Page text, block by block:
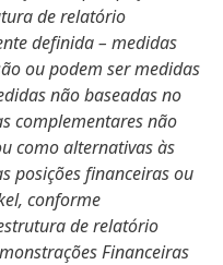
de relatório
definida – medidas
ou podem ser medidas
não baseadas no
complementares não
como alternativas às
posições financeiras ou
conforme
de relatório
Financeiras